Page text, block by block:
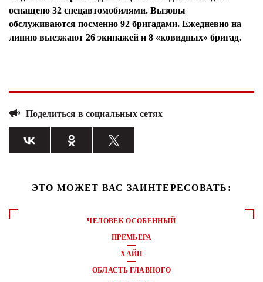
оснащено 32 спецавтомобилями. Вызовы
обслуживаются посменно 92 бригадами. Ежедневно на
линию выезжают 26 экипажей и 8 «ковидных» бригад.
Поделиться в социальных сетях
ЭТО МОЖЕТ ВАС ЗАИНТЕРЕСОВАТЬ:
ЧЕЛОВЕК ОСОБЕННЫЙ
ПРЕМЬЕРА
ХАЙП
ОБЛАСТЬ ГЛАВНОГО